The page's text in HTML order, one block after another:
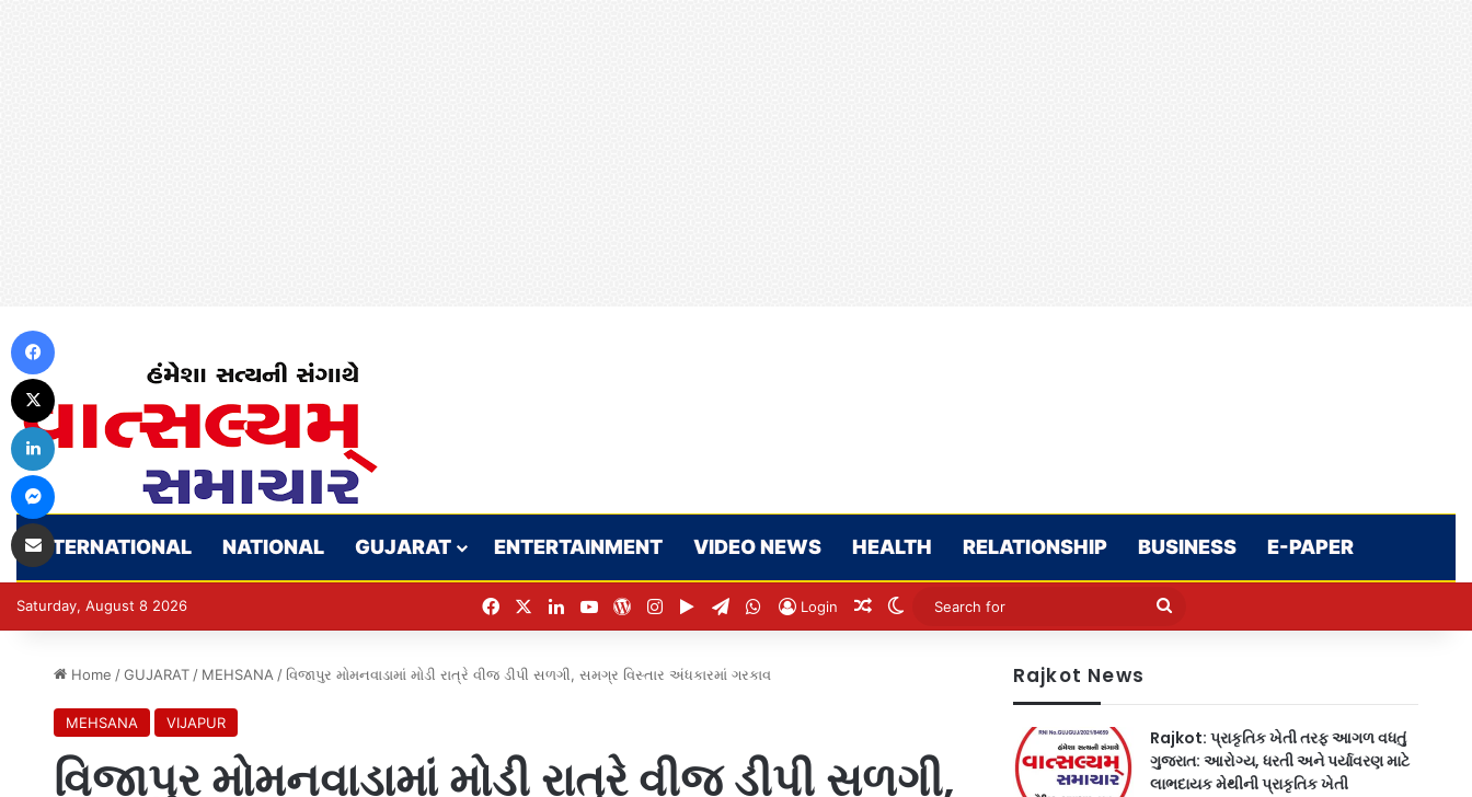
INTERNATIONAL NATIONAL GUJARAT ENTERTAINMENT VIDEO NEWS HEALTH RELATIONSHIP BUSINESS E-PAPER
Saturday, August 8 2026 FacebookLinkedInYouTubeWordPress
Instagram
Google Play
Telegram
WhatsApp
Login Random Article
Switch skin
Search
Home / GUJARAT / MEHSANA / વિજાપુર મોમનવાડામાં મોડી રાત્રે વીજ ડીપી સળગી, સમગ્ર વિસ્તાર અંધકારમાં ગરકાવ
MEHSANA VIJAPUR
વિજાપુર મોમનવાડામાં મોડી રાત્રે વીજ ડીપી સળગી,
Rajkot News
Rajkot: પ્રાકૃતિક ખેતી તરફ આગળ વધતું
ગુજરાત: આરોગ્ય, ધરતી અને પર્યાવરણ માટે
લાભદાયક મેથીની પ્રાકૃતિક ખેતી
LinkedIn